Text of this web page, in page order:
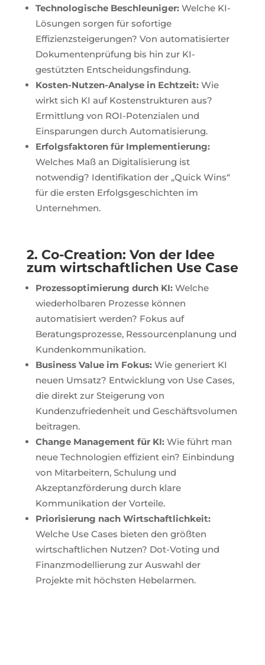
Technologische Beschleuniger:Welche KI-
Lösungen sorgen für sofortige
Effizienzsteigerungen? Von automatisierter
Dokumentenprüfung bis hin zur KI-
gestützten Entscheidungsfindung.
Kosten-Nutzen-Analyse in Echtzeit:Wie
wirkt sich KI auf Kostenstrukturen aus?
Ermittlung von ROI-Potenzialen und
Einsparungen durch Automatisierung.
Erfolgsfaktoren für Implementierung:
Welches Maß an Digitalisierung ist
notwendig? Identifikation der „Quick Wins“
für die ersten Erfolgsgeschichten im
Unternehmen.
2. Co-Creation: Von der Idee
zum wirtschaftlichen Use Case
Prozessoptimierung durch KI:Welche
wiederholbaren Prozesse können
automatisiert werden? Fokus auf
Beratungsprozesse, Ressourcenplanung und
Kundenkommunikation.
Business Value im Fokus:Wie generiert KI
neuen Umsatz? Entwicklung von Use Cases,
die direkt zur Steigerung von
Kundenzufriedenheit und Geschäftsvolumen
beitragen.
Change Management für KI:Wie führt man
neue Technologien effizient ein? Einbindung
von Mitarbeitern, Schulung und
Akzeptanzförderung durch klare
Kommunikation der Vorteile.
Priorisierung nach Wirtschaftlichkeit:
Welche Use Cases bieten den größten
wirtschaftlichen Nutzen? Dot-Voting und
Finanzmodellierung zur Auswahl der
Projekte mit höchsten Hebelarmen.